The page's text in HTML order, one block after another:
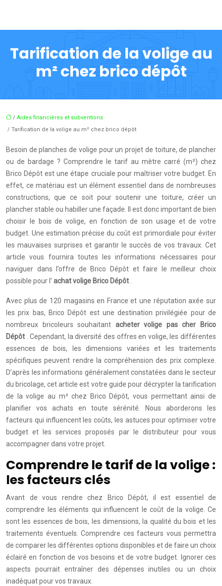
Tarification de la volige au
m² chez brico dépôt
/ Aides financières et subventions
/ Tarification de la volige au m² chez brico dépôt
Besoin de planches de volige pour un projet de toiture, de plancher
ou de bardage ? Comprendre le tarif au mètre carré (m²) chez
Brico Dépôt est une étape cruciale pour maîtriser votre budget. En
effet, ce matériau est un élément essentiel dans de nombreuses
constructions, que ce soit pour soutenir une toiture, créer un
plancher stable ou habiller une façade. Il est donc important de bien
choisir le bois de volige, en fonction de son usage et de votre
budget. Une estimation précise du coût est primordiale pour éviter
les mauvaises surprises et garantir le succès de vos travaux. Cet
article vous fournira toutes les informations nécessaires pour
naviguer dans l’offre de Brico Dépôt et faire le meilleur choix
possible pour l’ achat volige Brico Dépôt
Avec plus de 120 magasins en France et une réputation axée sur
les prix bas, Brico Dépôt est une destination privilégiée pour de
nombreux bricoleurs souhaitant acheter volige pas cher Brico
Dépôt
. Cependant, la diversité des offres en volige, les différentes
essences de bois, les dimensions variées et les traitements
spécifiques peuvent rendre la compréhension des prix complexe.
D’après les informations généralement constatées dans le secteur
du bricolage, cet article est votre guide pour décrypter la tarification
de la volige au m² chez Brico Dépôt, vous permettant ainsi de
planifier vos achats en toute sérénité. Nous aborderons les
facteurs qui influencent les coûts, les astuces pour optimiser votre
budget et les services proposés par le distributeur pour vous
accompagner dans votre projet.
Comprendre le tarif de la volige :
les facteurs clés
Avant de vous rendre chez Brico Dépôt, il est essentiel de
comprendre les éléments qui influencent le coût de la volige. Ce
sont les essences de bois, les dimensions, la qualité du bois et les
traitements éventuels. Comprendre ces facteurs vous permettra
de comparer les différentes options disponibles et de faire un choix
éclairé en fonction de vos besoins et de votre budget. Ignorer ces
aspects pourrait entraîner des dépenses inutiles ou un choix
inadéquat pour vos travaux.